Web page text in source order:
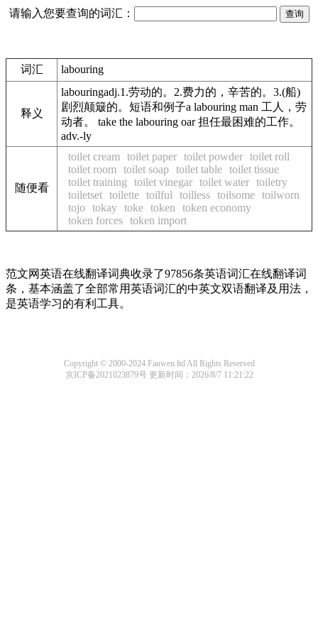
请输入您要查询的词汇：
词汇 labouring
释义
labouringadj.1.劳动的。2.费力的，辛苦的。3.(船)
剧烈颠簸的。短语和例子a labouring man 工人，劳
动者。 take the labouring oar 担任最困难的工作。
adv.-ly
随便看
toilet cream toilet paper toilet powder toilet roll
toilet room
toilet soap toilet table toilet tissue
toilet training
toilet vinegar toilet water toiletry
toiletset toilette toilful toilless toilsome toilworn
tojo tokay toke token
token economy
token forces token import
范文网英语在线翻译词典收录了97856条英语词汇在线翻译词
条，基本涵盖了全部常用英语词汇的中英文双语翻译及用法，
是英语学习的有利工具。
Copyright © 2000-2024 Fanwen.ltd All Rights Reserved
京ICP备2021023879号更新时间：2026/8/7 11:21:22